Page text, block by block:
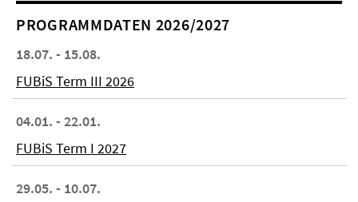
PROGRAMMDATEN 2026/2027
18.07. - 15.08.
FUBiS Term III 2026
04.01. - 22.01.
FUBiS Term I 2027
29.05. - 10.07.